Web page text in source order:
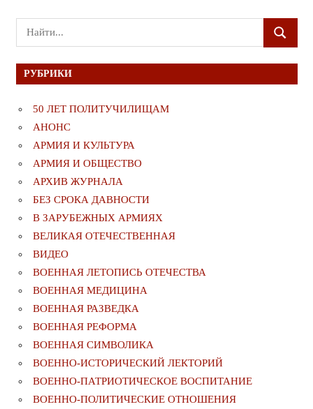
Поиск
для:
ПОИСК
РУБРИКИ
50 ЛЕТ ПОЛИТУЧИЛИЩАМ
АНОНС
АРМИЯ И КУЛЬТУРА
АРМИЯ И ОБЩЕСТВО
АРХИВ ЖУРНАЛА
БЕЗ СРОКА ДАВНОСТИ
В ЗАРУБЕЖНЫХ АРМИЯХ
ВЕЛИКАЯ ОТЕЧЕСТВЕННАЯ
ВИДЕО
ВОЕННАЯ ЛЕТОПИСЬ ОТЕЧЕСТВА
ВОЕННАЯ МЕДИЦИНА
ВОЕННАЯ РАЗВЕДКА
ВОЕННАЯ РЕФОРМА
ВОЕННАЯ СИМВОЛИКА
ВОЕННО-ИСТОРИЧЕСКИЙ ЛЕКТОРИЙ
ВОЕННО-ПАТРИОТИЧЕСКОЕ ВОСПИТАНИЕ
ВОЕННО-ПОЛИТИЧЕСКИE ОТНОШЕНИЯ